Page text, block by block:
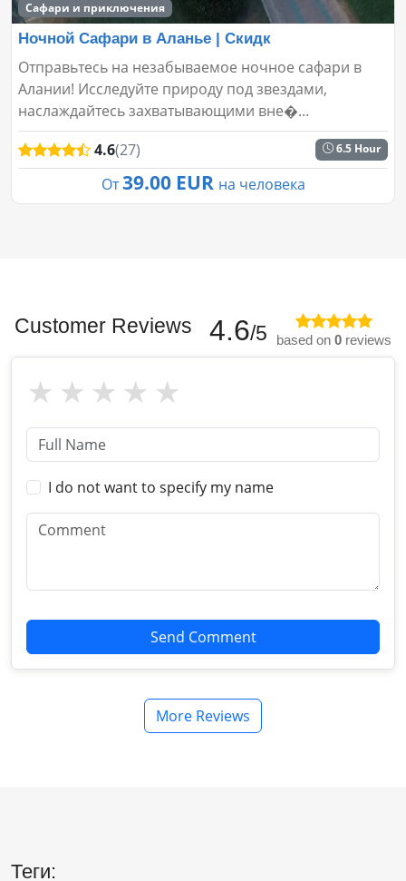
Сафари и приключения
Ночной Сафари в Аланье | Скидк
Отправьтесь на незабываемое ночное сафари в
Алании! Исследуйте природу под звездами,
наслаждайтесь захватывающими вне�...
4.6(27) 6.5 Hour
От 39.00 EUR на человека
Customer Reviews 4.6/5 based on 0 reviews
I do not want to specify my name
Send Comment
More Reviews
Теги: